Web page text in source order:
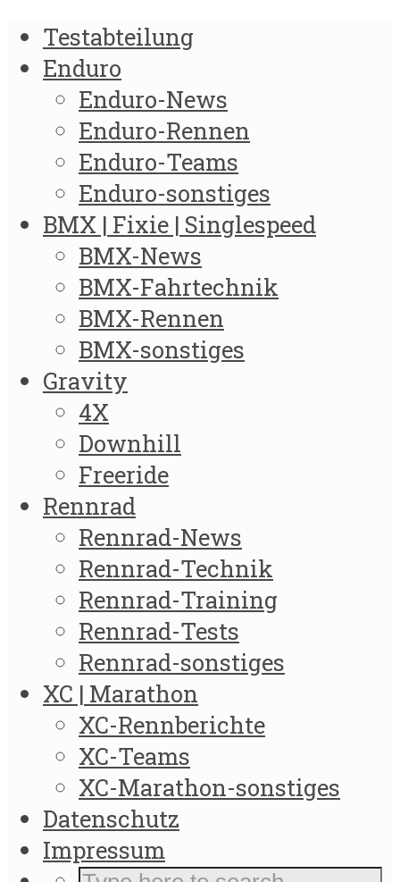
Testabteilung
Enduro
Enduro-News
Enduro-Rennen
Enduro-Teams
Enduro-sonstiges
BMX | Fixie | Singlespeed
BMX-News
BMX-Fahrtechnik
BMX-Rennen
BMX-sonstiges
Gravity
4X
Downhill
Freeride
Rennrad
Rennrad-News
Rennrad-Technik
Rennrad-Training
Rennrad-Tests
Rennrad-sonstiges
XC | Marathon
XC-Rennberichte
XC-Teams
XC-Marathon-sonstiges
Datenschutz
Impressum